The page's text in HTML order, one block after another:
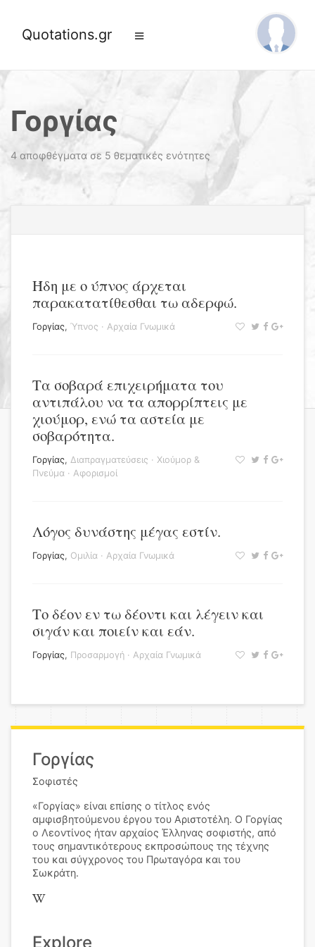
Quotations.gr
Γοργίας
4 αποφθέγματα σε 5 θεματικές ενότητες
Ήδη με ο ύπνος άρχεται
παρακατατίθεσθαι τω αδερφώ.
Γοργίας, Ύπνος · Αρχαία Γνωμικά
Τα σοβαρά επιχειρήματα του
αντιπάλου να τα απορρίπτεις με
χιούμορ, ενώ τα αστεία με
σοβαρότητα.
Γοργίας, Διαπραγματεύσεις · Χιούμορ &
Πνεύμα · Αφορισμοί
Λόγος δυνάστης μέγας εστίν.
Γοργίας, Ομιλία · Αρχαία Γνωμικά
Το δέον εν τω δέοντι και λέγειν και
σιγάν και ποιείν και εάν.
Γοργίας, Προσαρμογή · Αρχαία Γνωμικά
Γοργίας
Σοφιστές
«Γοργίας» είναι επίσης ο τίτλος ενός
αμφισβητούμενου έργου του Αριστοτέλη. Ο Γοργίας
ο Λεοντίνος ήταν αρχαίος Έλληνας σοφιστής, από
τους σημαντικότερους εκπροσώπους της τέχνης
του και σύγχρονος του Πρωταγόρα και του
Σωκράτη.
Explore